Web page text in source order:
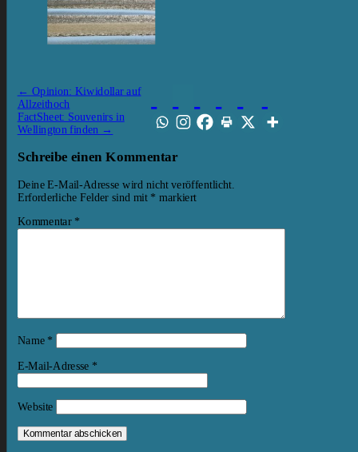
← Opinion: Kiwidollar auf
Allzeithoch
FactSheet: Souvenirs in
Wellington finden →
Schreibe einen Kommentar
Deine E-Mail-Adresse wird nicht veröffentlicht.
Erforderliche Felder sind mit * markiert
Kommentar *
Name *
E-Mail-Adresse *
Website